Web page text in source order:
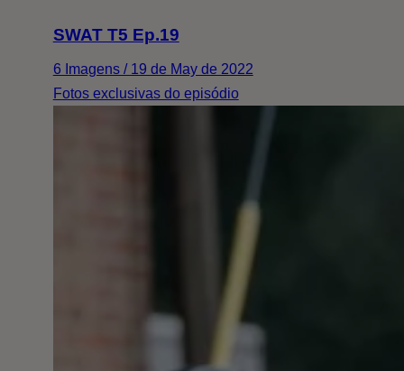
SWAT T5 Ep.19
6 Imagens / 19 de May de 2022
Fotos exclusivas do episódio